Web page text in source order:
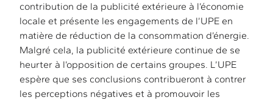
contribution de la publicité extérieure à l’économie
locale et présente les engagements de l’UPE en
matière de réduction de la consommation d’énergie.
Malgré cela, la publicité extérieure continue de se
heurter à l’opposition de certains groupes. L’UPE
espère que ses conclusions contribueront à contrer
les perceptions négatives et à promouvoir les